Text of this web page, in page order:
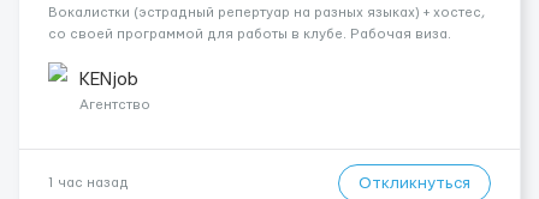
Вокалистки (эстрадный репертуар на разных языках) + хостеc,
со своей программой для работы в клубе. Рабочая виза.
одного до трех месяцев. Мед. страховка. Высокая зарплат...
KENjob
Агентство
1 час назад Откликнуться